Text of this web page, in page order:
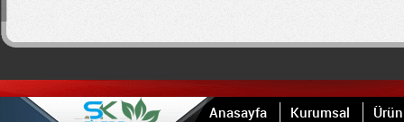
Anasayfa Kurumsal